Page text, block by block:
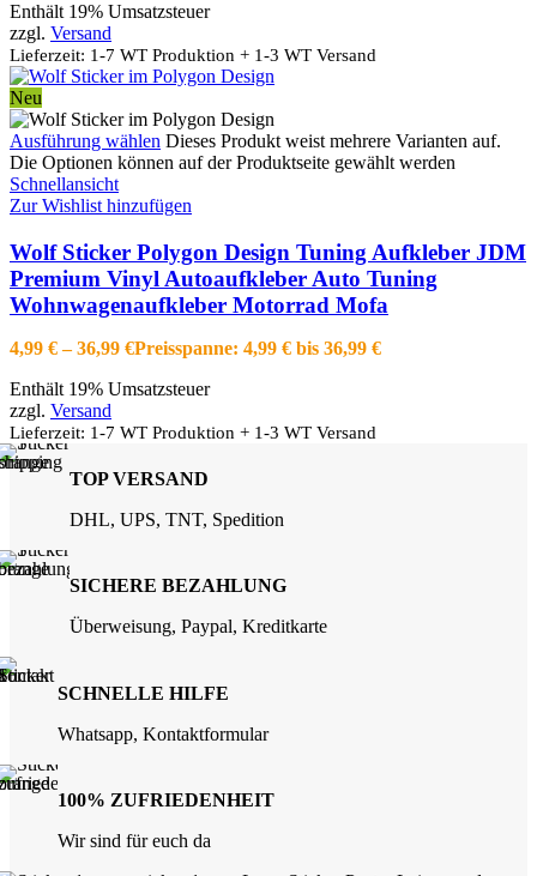
Enthält 19% Umsatzsteuer
zzgl. Versand
Lieferzeit: 1-7 WT Produktion + 1-3 WT Versand
Neu
Ausführung wählen Dieses Produkt weist mehrere Varianten auf.
Die Optionen können auf der Produktseite gewählt werden
Schnellansicht
Zur Wishlist hinzufügen
Wolf Sticker Polygon Design Tuning Aufkleber JDM
Premium Vinyl Autoaufkleber Auto Tuning
Wohnwagenaufkleber Motorrad Mofa
4,99 € –36,99 €Preisspanne: 4,99 € bis 36,99 €
Enthält 19% Umsatzsteuer
zzgl. Versand
Lieferzeit: 1-7 WT Produktion + 1-3 WT Versand
TOP VERSAND
DHL, UPS, TNT, Spedition
SICHERE BEZAHLUNG
Überweisung, Paypal, Kreditkarte
SCHNELLE HILFE
Whatsapp, Kontaktformular
100% ZUFRIEDENHEIT
Wir sind für euch da